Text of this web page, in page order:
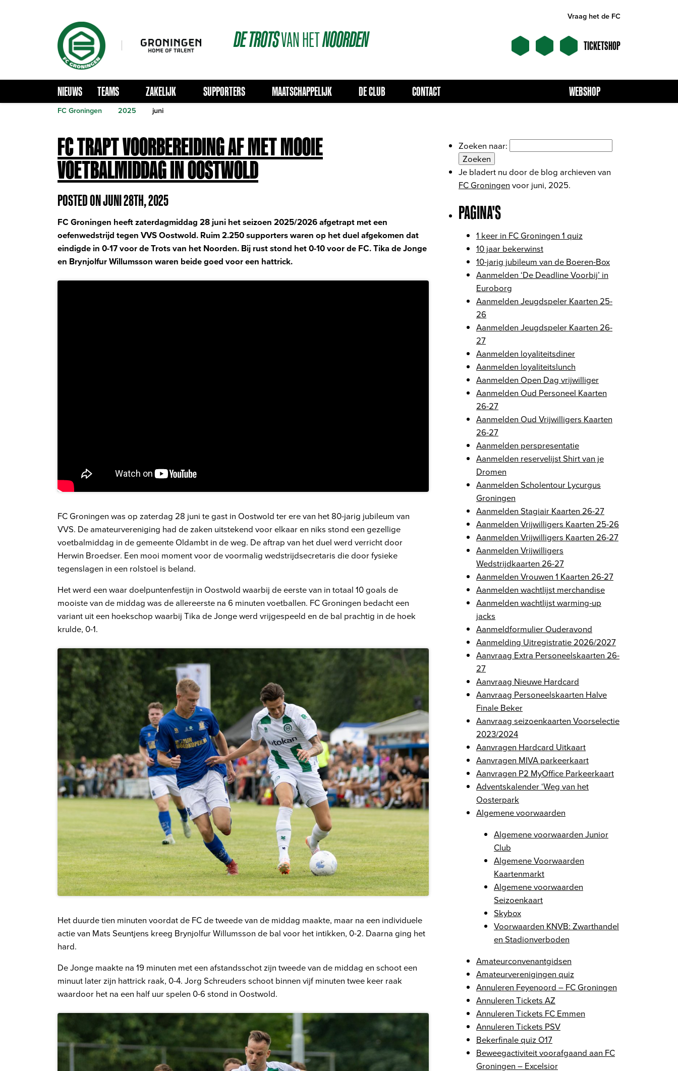
Vraag het de FC
DETROTSVANHETNOORDEN TICKETSHOP
NIEUWS TEAMS ZAKELIJK SUPPORTERS MAATSCHAPPELIJK DE CLUB CONTACT WEBSHOP
FC Groningen 2025 juni
FC TRAPT VOORBEREIDING AF MET MOOIE
VOETBALMIDDAG IN OOSTWOLD
POSTED ON JUNI 28TH, 2025
FC Groningen heeft zaterdagmiddag 28 juni het seizoen 2025/2026 afgetrapt met een
oefenwedstrijd tegen VVS Oostwold. Ruim 2.250 supporters waren op het duel afgekomen dat
eindigde in 0-17 voor de Trots van het Noorden. Bij rust stond het 0-10 voor de FC. Tika de Jonge
en Brynjolfur Willumsson waren beide goed voor een hattrick.
FC Groningen was op zaterdag 28 juni te gast in Oostwold ter ere van het 80-jarig jubileum van
VVS. De amateurvereniging had de zaken uitstekend voor elkaar en niks stond een gezellige
voetbalmiddag in de gemeente Oldambt in de weg. De aftrap van het duel werd verricht door
Herwin Broedser. Een mooi moment voor de voormalig wedstrijdsecretaris die door fysieke
tegenslagen in een rolstoel is beland.
Het werd een waar doelpuntenfestijn in Oostwold waarbij de eerste van in totaal 10 goals de
mooiste van de middag was de allereerste na 6 minuten voetballen. FC Groningen bedacht een
variant uit een hoekschop waarbij Tika de Jonge werd vrijgespeeld en de bal prachtig in de hoek
krulde, 0-1.
Het duurde tien minuten voordat de FC de tweede van de middag maakte, maar na een individuele
actie van Mats Seuntjens kreeg Brynjolfur Willumsson de bal voor het intikken, 0-2. Daarna ging het
hard.
De Jonge maakte na 19 minuten met een afstandsschot zijn tweede van de middag en schoot een
minuut later zijn hattrick raak, 0-4. Jorg Schreuders schoot binnen vijf minuten twee keer raak
waardoor het na een half uur spelen 0-6 stond in Oostwold.
Zoeken naar:
Je bladert nu door de blog archieven van
FC Groningen voor juni, 2025.
PAGINA'S
1 keer in FC Groningen 1 quiz
10 jaar bekerwinst
10-jarig jubileum van de Boeren-Box
Aanmelden ‘De Deadline Voorbij’ in
Euroborg
Aanmelden Jeugdspeler Kaarten 25-
26
Aanmelden Jeugdspeler Kaarten 26-
27
Aanmelden loyaliteitsdiner
Aanmelden loyaliteitslunch
Aanmelden Open Dag vrijwilliger
Aanmelden Oud Personeel Kaarten
26-27
Aanmelden Oud Vrijwilligers Kaarten
26-27
Aanmelden perspresentatie
Aanmelden reservelijst Shirt van je
Dromen
Aanmelden Scholentour Lycurgus
Groningen
Aanmelden Stagiair Kaarten 26-27
Aanmelden Vrijwilligers Kaarten 25-26
Aanmelden Vrijwilligers Kaarten 26-27
Aanmelden Vrijwilligers
Wedstrijdkaarten 26-27
Aanmelden Vrouwen 1 Kaarten 26-27
Aanmelden wachtlijst merchandise
Aanmelden wachtlijst warming-up
jacks
Aanmeldformulier Ouderavond
Aanmelding Uitregistratie 2026/2027
Aanvraag Extra Personeelskaarten 26-
27
Aanvraag Nieuwe Hardcard
Aanvraag Personeelskaarten Halve
Finale Beker
Aanvraag seizoenkaarten Voorselectie
2023/2024
Aanvragen Hardcard Uitkaart
Aanvragen MIVA parkeerkaart
Aanvragen P2 MyOffice Parkeerkaart
Adventskalender ‘Weg van het
Oosterpark
Algemene voorwaarden
Algemene voorwaarden Junior
Club
Algemene Voorwaarden
Kaartenmarkt
Algemene voorwaarden
Seizoenkaart
Skybox
Voorwaarden KNVB: Zwarthandel
en Stadionverboden
Amateurconvenantgidsen
Amateurverenigingen quiz
Annuleren Feyenoord – FC Groningen
Annuleren Tickets AZ
Annuleren Tickets FC Emmen
Annuleren Tickets PSV
Bekerfinale quiz O17
Beweegactiviteit voorafgaand aan FC
Groningen – Excelsior